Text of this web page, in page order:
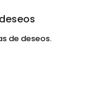
de deseos.